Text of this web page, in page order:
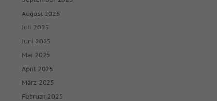
August 2025
Juli 2025
Juni 2025
Mai 2025
April 2025
März 2025
Februar 2025